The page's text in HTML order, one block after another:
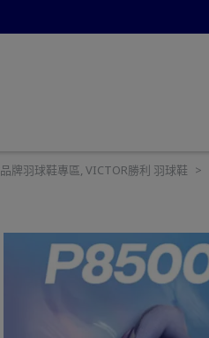
品牌羽球鞋專區, VICTOR勝利 羽球鞋